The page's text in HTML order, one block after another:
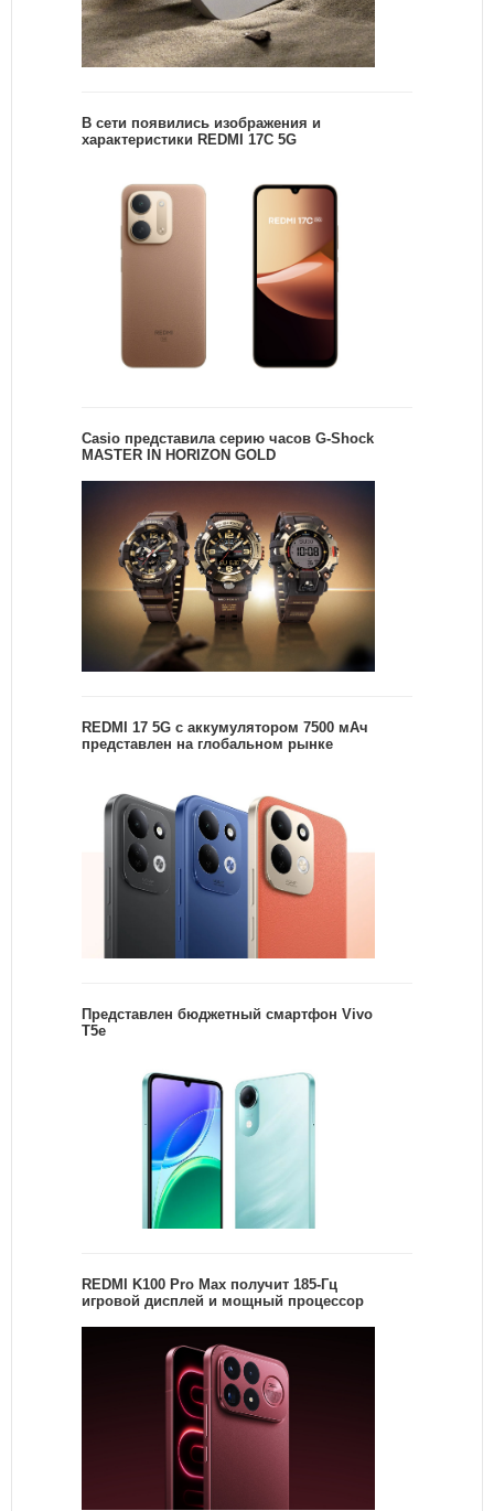
В сети появились изображения и
характеристики REDMI 17C 5G
Casio представила серию часов G-Shock
MASTER IN HORIZON GOLD
REDMI 17 5G c аккумулятором 7500 мАч
представлен на глобальном рынке
Представлен бюджетный смартфон Vivo
T5e
REDMI K100 Pro Max получит 185-Гц
игровой дисплей и мощный процессор